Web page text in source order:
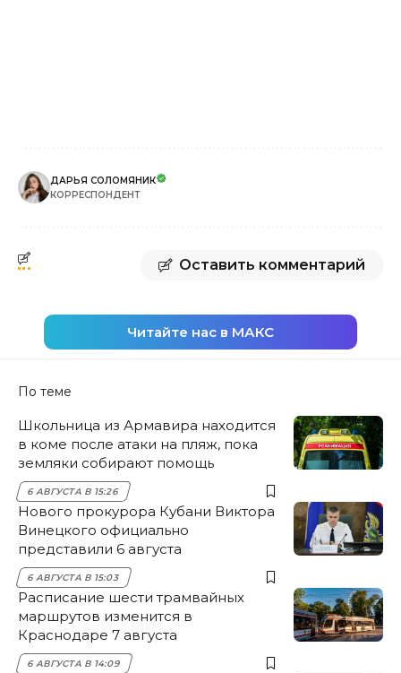
ДАРЬЯ СОЛОМЯНИК
КОРРЕСПОНДЕНТ
Оставить комментарий
Читайте нас в МАКС
По теме
Школьница из Армавира находится
в коме после атаки на пляж, пока
земляки собирают помощь
6 АВГУСТА В 15:26
Нового прокурора Кубани Виктора
Винецкого официально
представили 6 августа
6 АВГУСТА В 15:03
Расписание шести трамвайных
маршрутов изменится в
Краснодаре 7 августа
6 АВГУСТА В 14:09